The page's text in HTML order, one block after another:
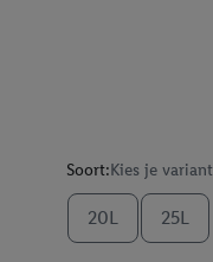
Soort:Kies je variant
20L 25L